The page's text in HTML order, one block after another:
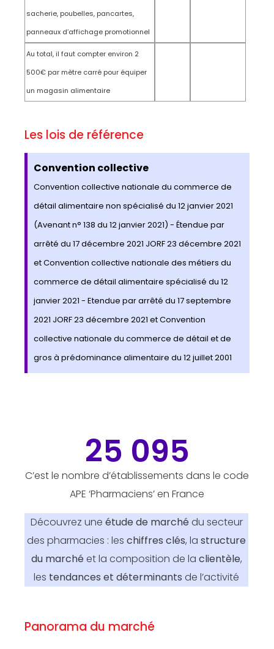
sacherie, poubelles, pancartes,
panneaux d’affichage promotionnel
Au total, il faut compter environ 2
500€ par mètre carré pour équiper
un magasin alimentaire
Les lois de référence
Convention collective
Convention collective nationale du commerce de
détail alimentaire non spécialisé du 12 janvier 2021
(Avenant n° 138 du 12 janvier 2021) - Étendue par
arrêté du 17 décembre 2021 JORF 23 décembre 2021
et Convention collective nationale des métiers du
commerce de détail alimentaire spécialisé du 12
janvier 2021 - Etendue par arrêté du 17 septembre
2021 JORF 23 décembre 2021 et Convention
collective nationale du commerce de détail et de
gros à prédominance alimentaire du 12 juillet 2001
25 095
C’est le nombre d’établissements dans le code
APE ‘Pharmaciens’ en France
Découvrez une étude de marché du secteur
des pharmacies : leschiffres clés, lastructure
du marché et la composition de la clientèle,
les tendances et déterminants de l’activité
Panorama du marché